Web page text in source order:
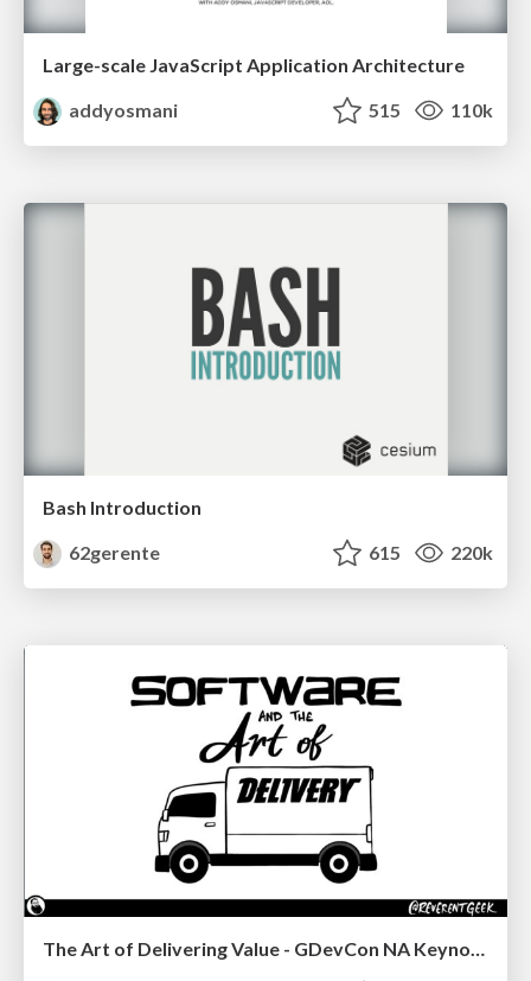
Large-scale JavaScript Application Architecture
addyosmani
515 110k
Bash Introduction
62gerente
615 220k
The Art of Delivering Value - GDevCon NA Keynote